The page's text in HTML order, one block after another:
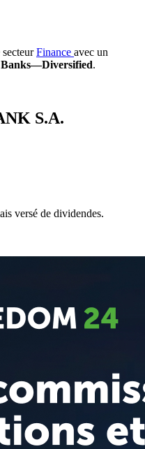
Finance avec un
Banks—Diversified.
S.A.
versé de dividendes.